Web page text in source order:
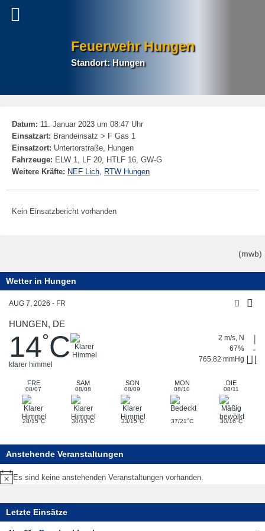
Feuerwehr Hungen
Standort: Hungen
Datum: 11. Januar 2023 um 08:47 Uhr
Einsatzart: Brandeinsatz > F Gas 1
Einsatzort: Untertorstraße, Hungen
Fahrzeuge: ELW 1, LF 20, HTLF 16, GW-G
Weitere Kräfte: NEF Lich, RTW Hungen
Kein Einsatzbericht vorhanden
(mwb)
Wetter in Hungen
AUG 7, 2026 - FR
HUNGEN, DE
14°C
klarer himmel
2 m/s, N
67%
765.82 mmHg
FRE
08/07
SAM
08/08
SON
08/09
MON
08/10
DIE
08/11
28/15°C 30/15°C 33/15°C 37/21°C 30/16°C
Anstehende Veranstaltungen
Hinweis
Es sind keine anstehenden Veranstaltungen vorhanden.
Letzte Einsätze